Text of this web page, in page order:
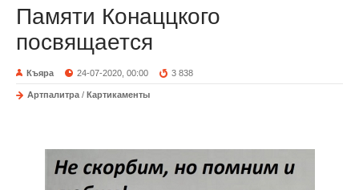
Памяти Конаццкого
посвящается
Къяра 24-07-2020, 00:00 3 838
Артпалитра / Картикаменты